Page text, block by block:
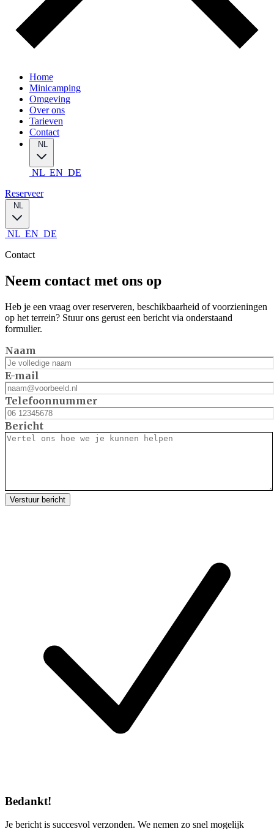
Home
Minicamping
Omgeving
Over ons
Tarieven
Contact
NL
NL EN DE
Reserveer
NL
NL EN DE
Contact
Neem contact met ons op
Heb je een vraag over reserveren, beschikbaarheid of voorzieningen
op het terrein? Stuur ons gerust een bericht via onderstaand
formulier.
Naam
E-mail
Telefoonnummer
Bericht
Verstuur bericht
Bedankt!
Je bericht is succesvol verzonden. We nemen zo snel mogelijk